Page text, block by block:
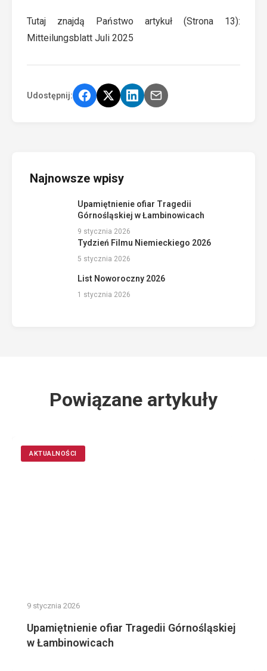
Tutaj znajdą Państwo artykuł (Strona 13):
Mitteilungsblatt Juli 2025
Udostępnij:
Najnowsze wpisy
Upamiętnienie ofiar Tragedii
Górnośląskiej w Łambinowicach
9 stycznia 2026
Tydzień Filmu Niemieckiego 2026
5 stycznia 2026
List Noworoczny 2026
1 stycznia 2026
Powiązane artykuły
AKTUALNOŚCI
9 stycznia 2026
Upamiętnienie ofiar Tragedii Górnośląskiej
w Łambinowicach